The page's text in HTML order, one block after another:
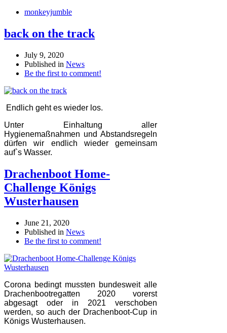
monkeyjumble
back on the track
July 9, 2020
Published in News
Be the first to comment!
Endlich geht es wieder los.
Unter Einhaltung aller
Hygienemaßnahmen und Abstandsregeln
dürfen wir endlich wieder gemeinsam
auf`s Wasser.
Drachenboot Home-
Challenge Königs
Wusterhausen
June 21, 2020
Published in News
Be the first to comment!
Corona bedingt mussten bundesweit alle
Drachenbootregatten 2020 vorerst
abgesagt oder in 2021 verschoben
werden, so auch der Drachenboot-Cup in
Königs Wusterhausen.